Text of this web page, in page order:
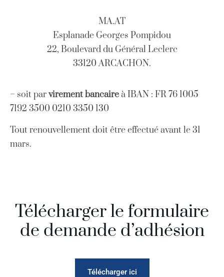
MA.AT
Esplanade Georges Pompidou
22, Boulevard du Général Leclerc
33120 ARCACHON.
– soit parvirement bancaireà IBAN : FR 76 1005
7192 3500 0210 3350 130
Tout renouvellement doit être effectué avant le 31
mars.
Télécharger le formulaire
de demande d’adhésion
Télécharger ici